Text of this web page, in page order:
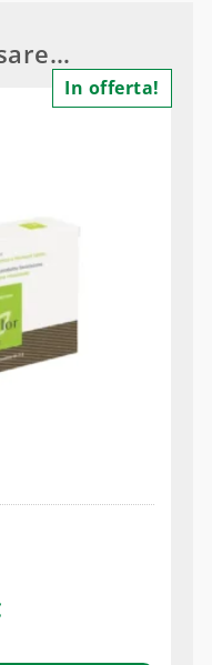
In offerta!